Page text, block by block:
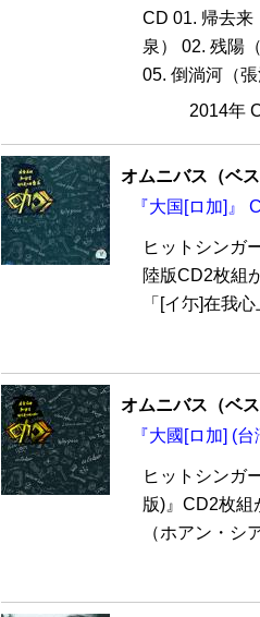
CD 01. 帰去来
泉） 02. 残陽
05. 倒淌河（
2014年
オムニバス（ベス
『大国[ロ加]』
ヒットシンガ
陸版CD2枚組
「[イ尓]在我
オムニバス（ベス
『大國[ロ加] (
ヒットシンガ
版)』CD2枚組
（ホアン・シ